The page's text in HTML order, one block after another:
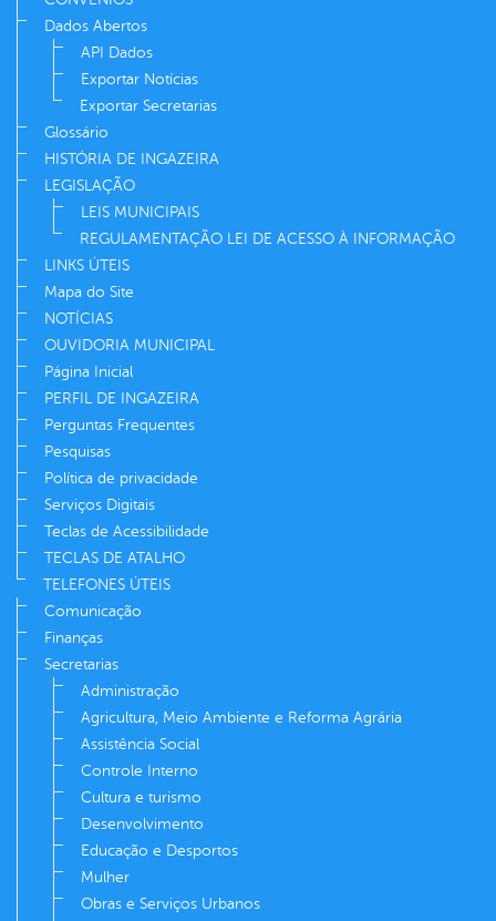
Dados Abertos
API Dados
Exportar Notícias
Exportar Secretarias
Glossário
HISTÓRIA DE INGAZEIRA
LEGISLAÇÃO
LEIS MUNICIPAIS
REGULAMENTAÇÃO LEI DE ACESSO À INFORMAÇÃO
LINKS ÚTEIS
Mapa do Site
NOTÍCIAS
OUVIDORIA MUNICIPAL
Página Inicial
PERFIL DE INGAZEIRA
Perguntas Frequentes
Pesquisas
Política de privacidade
Serviços Digitais
Teclas de Acessibilidade
TECLAS DE ATALHO
TELEFONES ÚTEIS
Comunicação
Finanças
Secretarias
Administração
Agricultura, Meio Ambiente e Reforma Agrária
Assistência Social
Controle Interno
Cultura e turismo
Desenvolvimento
Educação e Desportos
Mulher
Obras e Serviços Urbanos